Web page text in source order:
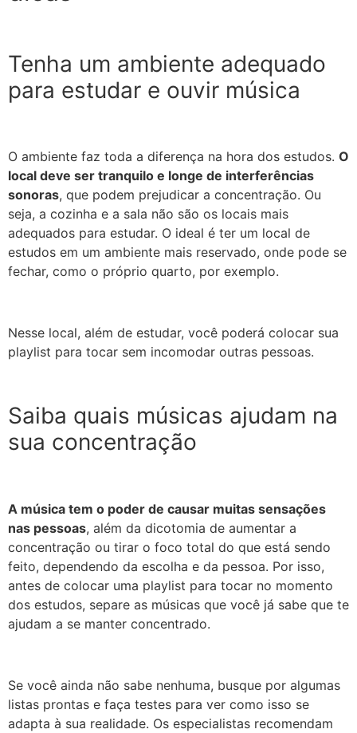
Tenha um ambiente adequado
para estudar e ouvir música
O ambiente faz toda a diferença na hora dos estudos. O
local deve ser tranquilo e longe de interferências
sonoras, que podem prejudicar a concentração. Ou
seja, a cozinha e a sala não são os locais mais
adequados para estudar. O ideal é ter um local de
estudos em um ambiente mais reservado, onde pode se
fechar, como o próprio quarto, por exemplo.
Nesse local, além de estudar, você poderá colocar sua
playlist para tocar sem incomodar outras pessoas.
Saiba quais músicas ajudam na
sua concentração
A música tem o poder de causar muitas sensações
nas pessoas, além da dicotomia de aumentar a
concentração ou tirar o foco total do que está sendo
feito, dependendo da escolha e da pessoa. Por isso,
antes de colocar uma playlist para tocar no momento
dos estudos, separe as músicas que você já sabe que te
ajudam a se manter concentrado.
Se você ainda não sabe nenhuma, busque por algumas
listas prontas e faça testes para ver como isso se
adapta à sua realidade. Os especialistas recomendam